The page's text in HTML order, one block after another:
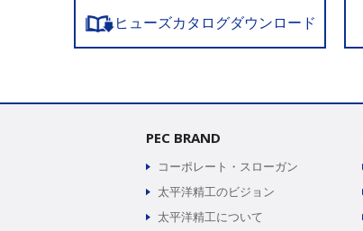
ヒューズカタログダウンロード
PEC BRAND
コーポレート・スローガン
太平洋精工のビジョン
太平洋精工について